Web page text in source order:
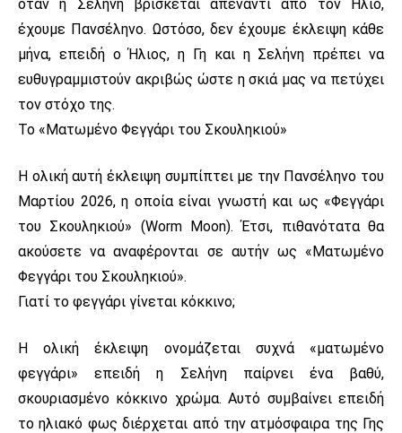
όταν η Σελήνη βρίσκεται απέναντι από τον Ήλιο,
έχουμε Πανσέληνο. Ωστόσο, δεν έχουμε έκλειψη κάθε
μήνα, επειδή ο Ήλιος, η Γη και η Σελήνη πρέπει να
ευθυγραμμιστούν ακριβώς ώστε η σκιά μας να πετύχει
τον στόχο της.
Το «Ματωμένο Φεγγάρι του Σκουληκιού»
Η ολική αυτή έκλειψη συμπίπτει με την Πανσέληνο του
Μαρτίου 2026, η οποία είναι γνωστή και ως «Φεγγάρι
του Σκουληκιού» (Worm Moon). Έτσι, πιθανότατα θα
ακούσετε να αναφέρονται σε αυτήν ως «Ματωμένο
Φεγγάρι του Σκουληκιού».
Γιατί το φεγγάρι γίνεται κόκκινο;
Η ολική έκλειψη ονομάζεται συχνά «ματωμένο
φεγγάρι» επειδή η Σελήνη παίρνει ένα βαθύ,
σκουριασμένο κόκκινο χρώμα. Αυτό συμβαίνει επειδή
το ηλιακό φως διέρχεται από την ατμόσφαιρα της Γης